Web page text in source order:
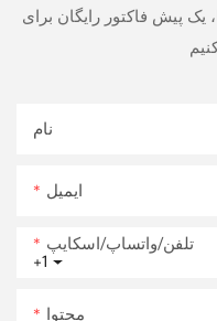
پیش فاکتور رایگان برای
نام
ایمیل
+1
تلفن/واتساپ/اسکایپ
محتوا